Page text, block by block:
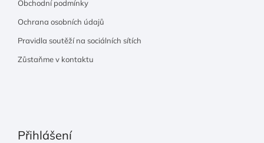
Obchodní podmínky
Ochrana osobních údajů
Pravidla soutěží na sociálních sítích
Zůstaňme v kontaktu
Přihlášení